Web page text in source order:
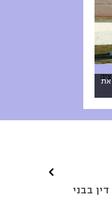
את
בבני
